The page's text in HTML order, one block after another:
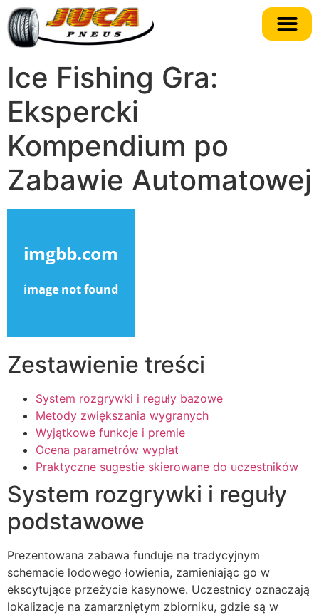
Ice Fishing Gra:
Ekspercki
Kompendium po
Zabawie Automatowej
Zestawienie treści
System rozgrywki i reguły bazowe
Metody zwiększania wygranych
Wyjątkowe funkcje i premie
Ocena parametrów wypłat
Praktyczne sugestie skierowane do uczestników
System rozgrywki i reguły
podstawowe
Prezentowana zabawa funduje na tradycyjnym
schemacie lodowego łowienia, zamieniając go w
ekscytujące przeżycie kasynowe. Uczestnicy oznaczają
lokalizacje na zamarzniętym zbiorniku, gdzie są w